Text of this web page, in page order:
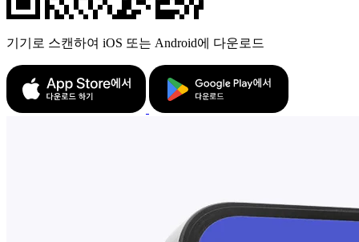
기기로 스캔하여 iOS 또는 Android에 다운로드